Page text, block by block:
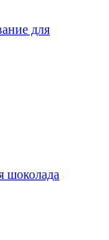
для
шоколада